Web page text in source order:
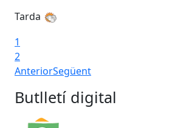
Tarda
1
2
AnteriorSegüent
Butlletí digital